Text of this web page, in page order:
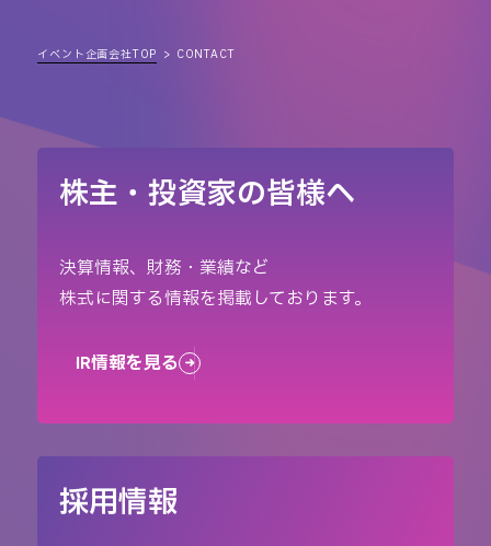
イベント企画会社TOP CONTACT
株主・投資家の皆様へ
決算情報、財務・業績など
株式に関する情報を掲載しております。
IR情報を見る
採用情報